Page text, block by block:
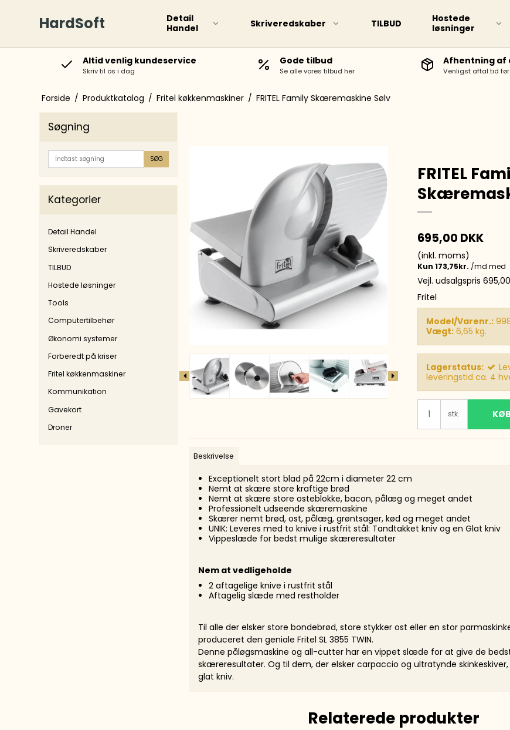
HardSoft
Detail
Handel
Skriveredskaber
Paint Markers
Permanente Markers
Special Markere
Gloss Paint Marker
Board markere
Overstregningspenne
Rollerpenne
Paintmarkere
Chalkmarkere
POSCA
TILBUD
Hostede
løsninger
Altid venlig kundeservice
Skriv til os i dag
Gode tilbud
Se alle vores tilbud her
Afhentning af
Venligst aftal tid før
Forside / Produktkatalog / Fritel køkkenmaskiner / FRITEL Family Skæremaskine Sølv
Søgning
SØG
Kategorier
Detail Handel
Skriveredskaber
TILBUD
Hostede løsninger
Tools
Computertilbehør
Økonomi systemer
Forberedt på kriser
Fritel køkkenmaskiner
Kommunikation
Gavekort
Droner
FRITEL
695,00 DKK
(inkl. moms)
Vejl. udsalgspris
Fritel
Model/Varenr.:
Vægt: 6,65 kg.
Lagerstatus:
leveringstid ca. 4
stk. KØB
Beskrivelse
Exceptionelt stort blad på 22cm i diameter 22 cm
Nemt at skære store kraftige brød
Nemt at skære store osteblokke, bacon, pålæg og meget andet
Professionelt udseende skæremaskine
Skærer nemt brød, ost, pålæg, grøntsager, kød og meget andet
UNIK: Leveres med to knive i rustfrit stål: Tandtakket kniv og en Glat kniv
Vippeslæde for bedst mulige skæreresultater
Nem at vedligeholde
2 aftagelige knive i rustfrit stål
Aftagelig slæde med restholder
Til alle der elsker store bondebrød, store stykker ost eller en stor
produceret den geniale Fritel SL 3855 TWIN.
Denne påløgsmaskine og all-cutter har en vippet slæde for at give de
skæreresultater. Og til dem, der elsker carpaccio og ultratynde
glat kniv.
Relaterede produkter